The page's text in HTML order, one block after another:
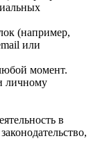
(например,
или
момент.
личному
в